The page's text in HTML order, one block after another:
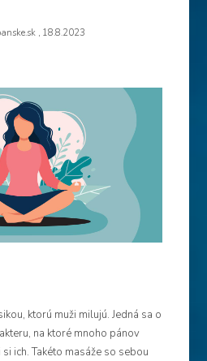
, 18.8.2023
ktorú muži milujú. Jedná sa o
na ktoré mnoho pánov
ich. Takéto masáže so sebou